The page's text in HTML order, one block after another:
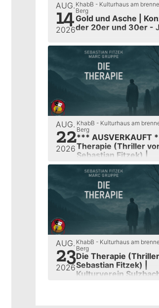
AUG.
14
2026
KhabB - Kulturhaus am
Berg
Gold und Asche |
der 20er und 30er -
AUG.
22
2026
KhabB - Kulturhaus am
Berg
*** AUSVERKAUFT
Therapie (Thriller
Sebastian Fitzek) |
Kulturverein
AUG.
23
2026
KhabB - Kulturhaus am
Berg
Die Therapie
Sebastian Fitzek) |
Kulturverein